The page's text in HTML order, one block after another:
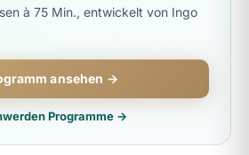
à 75 Min., entwickelt von Ingo
ansehen →
Programme →